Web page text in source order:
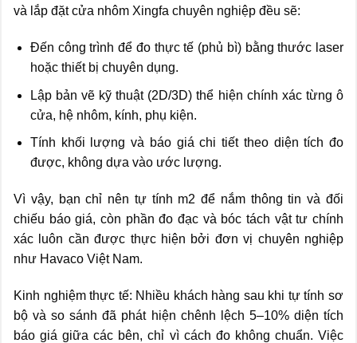
và lắp đặt cửa nhôm Xingfa chuyên nghiệp đều sẽ:
Đến công trình để đo thực tế (phủ bì) bằng thước laser
hoặc thiết bị chuyên dụng.
Lập bản vẽ kỹ thuật (2D/3D) thể hiện chính xác từng ô
cửa, hệ nhôm, kính, phụ kiện.
Tính khối lượng và báo giá chi tiết theo diện tích đo
được, không dựa vào ước lượng.
Vì vậy, bạn chỉ nên tự tính m2 để nắm thông tin và đối
chiếu báo giá, còn phần đo đạc và bóc tách vật tư chính
xác luôn cần được thực hiện bởi đơn vị chuyên nghiệp
như Havaco Việt Nam.
Kinh nghiệm thực tế: Nhiều khách hàng sau khi tự tính sơ
bộ và so sánh đã phát hiện chênh lệch 5–10% diện tích
báo giá giữa các bên, chỉ vì cách đo không chuẩn. Việc